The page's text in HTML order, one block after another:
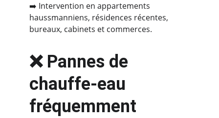
➡️ Intervention en appartements
haussmanniens, résidences récentes,
bureaux, cabinets et commerces.
❌ Pannes de
chauffe-eau
fréquemment